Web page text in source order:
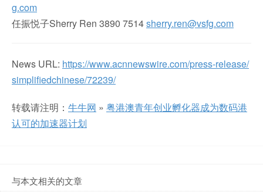
g.com
任振悦子Sherry Ren 3890 7514sherry.ren@vsfg.com
News URL: https://www.acnnewswire.com/press-release/
simplifiedchinese/72239/
转载请注明： 牛牛网 » 粤港澳青年创业孵化器成为数码港
认可的加速器计划
与本文相关的文章